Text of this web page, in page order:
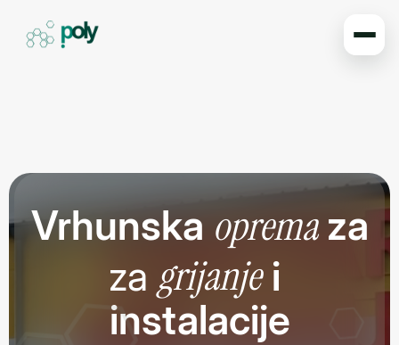
Vrhunska opremaza
za grijanje i
instalacije